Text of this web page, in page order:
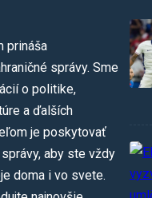
prináša
správy. Sme
o politike,
a ďalších
je poskytovať
aby ste vždy
doma i vo svete.